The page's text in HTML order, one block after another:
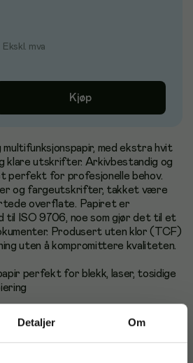
Detaljer Om
Ekskl. mva
Kjøp
med ekstra hvit
klare utskrifter. Arkivbestandig og
perfekt for profesjonelle behov.
og fargeutskrifter, takket være
overflate. Papiret er
til ISO 9706, noe som gjør det til et
Produsert uten klor (TCF)
uten å kompromittere kvaliteten.
perfekt for blekk, laser, tosidige